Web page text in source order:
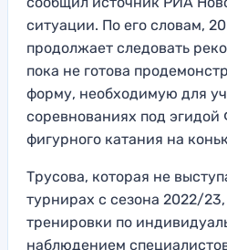
ситуации. По его словам,
продолжает следовать
пока не готова
форму, необходимую для
соревнованиях под
фигурного катания на
Трусова, которая не
турнирах с сезона 2022/
тренировки по
наблюдением